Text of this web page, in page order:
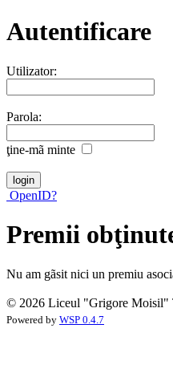
Autentificare
Utilizator:
Parola:
ţine-mã minte
OpenID?
Premii
Nu am gãsit nici un premiu
© 2026 Liceul "Grigore Moisil"
Powered by WSP 0.4.7